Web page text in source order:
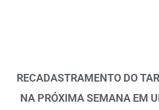
RECADASTRAMENTO DO
NA PRÓXIMA SEMANA EM